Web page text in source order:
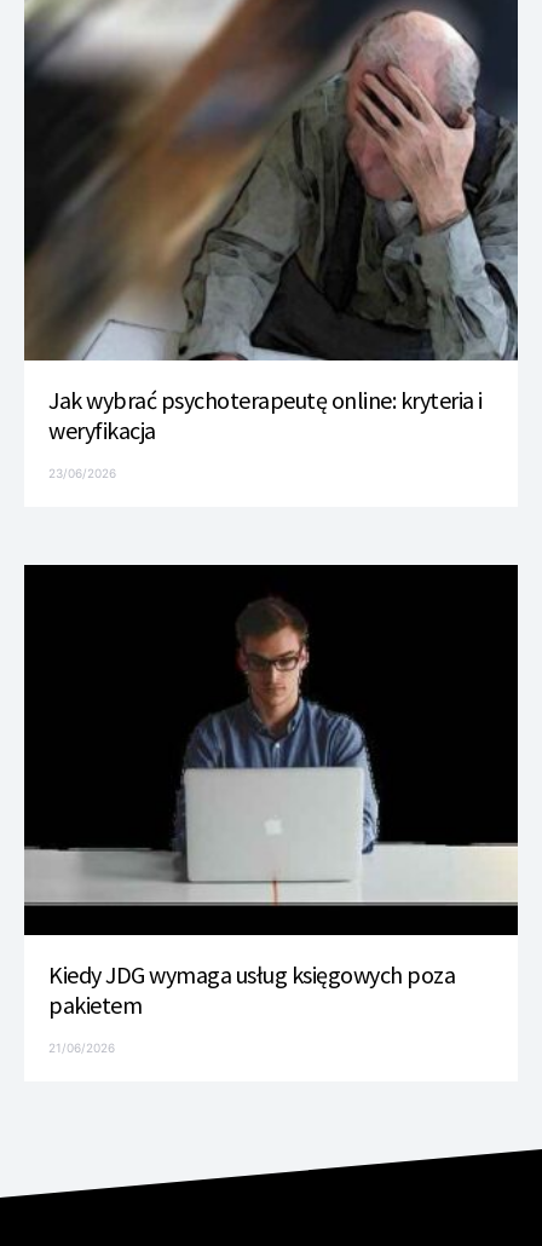
Jak wybrać psychoterapeutę online: kryteria i
weryfikacja
23/06/2026
Kiedy JDG wymaga usług księgowych poza
pakietem
21/06/2026